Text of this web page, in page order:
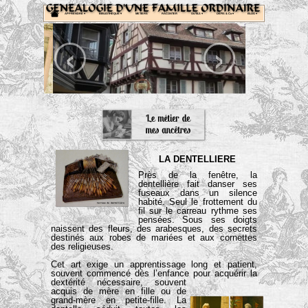
APPRENDRE ▾ BIBLIOTHEQUE ▾ METIERS RACONTER OUTILS ▾ DEFIS & Co ▾ BLOG ▾
‹ ›
LA DENTELLIERE
Près de la fenêtre, la
dentellière fait danser ses
fuseaux dans un silence
habité. Seul le frottement du
fil sur le carreau rythme ses
pensées. Sous ses doigts
naissent des fleurs, des arabesques, des secrets
destinés aux robes de mariées et aux cornettes
des religieuses.
Cet art exige un apprentissage long et patient,
souvent commencé dès l’enfance pour acquérir la
dextérité nécessaire, souvent
acquis de mère en fille ou de
grand-mère en petite-fille. La